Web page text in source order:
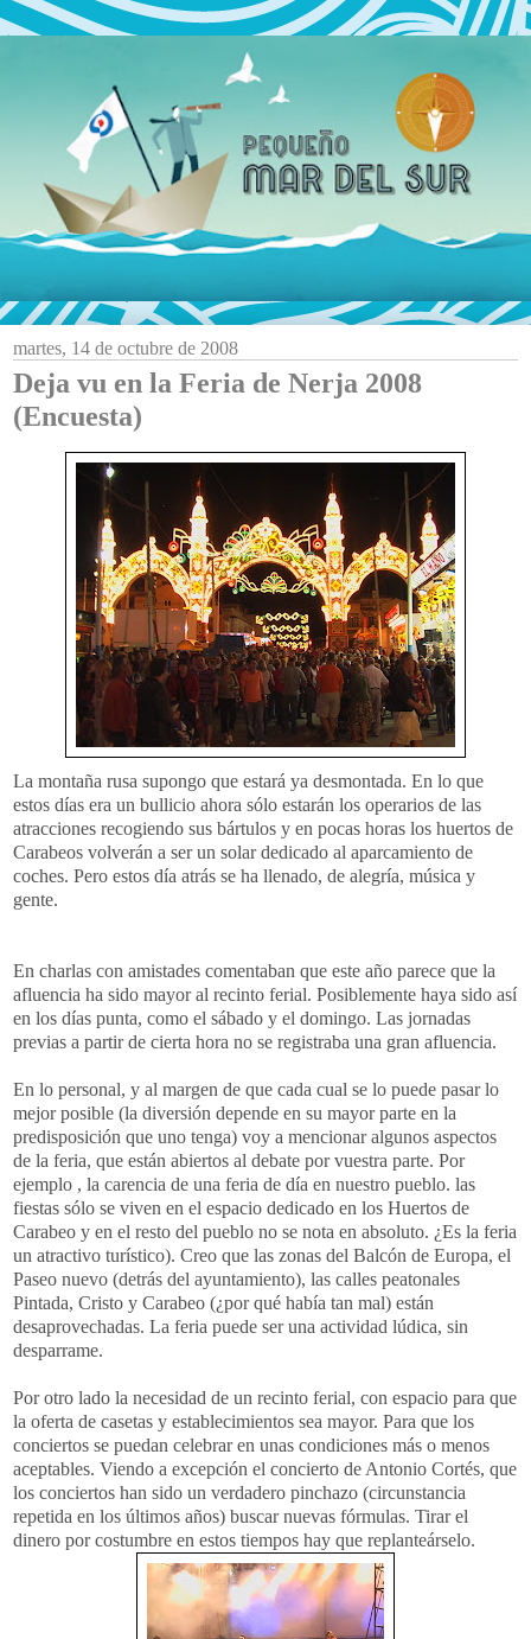
martes, 14 de octubre de 2008
Deja vu en la Feria de Nerja 2008
(Encuesta)
La montaña rusa supongo que estará ya desmontada. En lo que
estos días era un bullicio ahora sólo estarán los operarios de las
atracciones recogiendo sus bártulos y en pocas horas los huertos de
Carabeos volverán a ser un solar dedicado al aparcamiento de
coches. Pero estos día atrás se ha llenado, de alegría, música y
gente.
En charlas con amistades comentaban que este año parece que la
afluencia ha sido mayor al recinto ferial. Posiblemente haya sido así
en los días punta, como el sábado y el domingo. Las jornadas
previas a partir de cierta hora no se registraba una gran afluencia.
En lo personal, y al margen de que cada cual se lo puede pasar lo
mejor posible (la diversión depende en su mayor parte en la
predisposición que uno tenga) voy a mencionar algunos aspectos
de la feria, que están abiertos al debate por vuestra parte. Por
ejemplo , la carencia de una feria de día en nuestro pueblo. las
fiestas sólo se viven en el espacio dedicado en los Huertos de
Carabeo y en el resto del pueblo no se nota en absoluto. ¿Es la feria
un atractivo turístico). Creo que las zonas del Balcón de Europa, el
Paseo nuevo (detrás del ayuntamiento), las calles peatonales
Pintada, Cristo y Carabeo (¿por qué había tan mal) están
desaprovechadas. La feria puede ser una actividad lúdica, sin
desparrame.
Por otro lado la necesidad de un recinto ferial, con espacio para que
la oferta de casetas y establecimientos sea mayor. Para que los
conciertos se puedan celebrar en unas condiciones más o menos
aceptables. Viendo a excepción el concierto de Antonio Cortés, que
los conciertos han sido un verdadero pinchazo (circunstancia
repetida en los últimos años) buscar nuevas fórmulas. Tirar el
dinero por costumbre en estos tiempos hay que replanteárselo.